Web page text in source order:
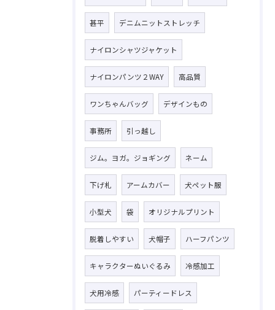
甚平 デニムニットストレッチ
ナイロンシャツジャケット
ナイロンパンツ２WAY 高品質
ワンちゃんバッグ デザインもの
事務所 引っ越し
ジム。ヨガ。ジョギング ネーム
下げ札 アームカバー 犬ペット服
小型犬 袋 オリジナルプリント
脱着しやすい 犬帽子 ハーフパンツ
キャラクターぬいぐるみ 冷感加工
犬用冷感 パーティードレス